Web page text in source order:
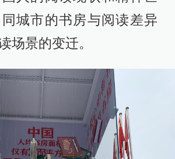
城市的书房与阅读差异
场景的变迁。